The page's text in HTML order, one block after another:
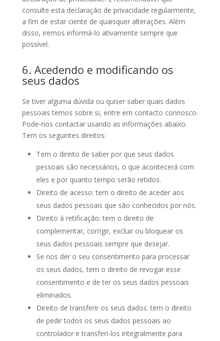
consulte esta declaração de privacidade regularmente,
a fim de estar ciente de quaisquer alterações. Além
disso, iremos informá-lo ativamente sempre que
possível.
6. Acedendo e modificando os
seus dados
Se tiver alguma dúvida ou quiser saber quais dados
pessoais temos sobre si, entre em contacto connosco.
Pode-nos contactar usando as informações abaixo.
Tem os seguintes direitos:
Tem o direito de saber por que seus dados
pessoais são necessários, o que acontecerá com
eles e por quanto tempo serão retidos.
Direito de acesso: tem o direito de aceder aos
seus dados pessoais que são conhecidos por nós.
Direito à retificação: tem o direito de
complementar, corrigir, excluir ou bloquear os
seus dados pessoais sempre que desejar.
Se nos der o seu consentimento para processar
os seus dados, tem o direito de revogar esse
consentimento e de ter os seus dados pessoais
eliminados.
Direito de transferir os seus dados: tem o direito
de pedir todos os seus dados pessoais ao
controlador e transferi-los integralmente para